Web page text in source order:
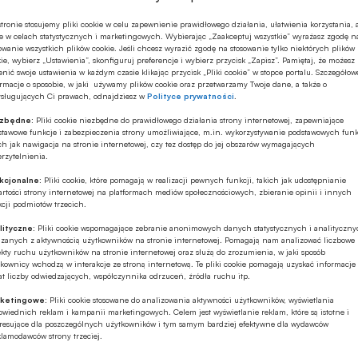
stosujemy pliki cookie w celu zapewnienie prawidłowego działania, ułatwienia korzystania, a
w celach statystycznych i marketingowych. Wybierając „Zaakceptuj wszystkie” wyrażasz zgodę
wszystkich plików cookie. Jeśli chcesz wyrazić zgodę na stosowanie tylko niektórych plików
wybierz „Ustawienia”, skonfiguruj preferencje i wybierz przycisk „Zapisz”. Pamiętaj, że możesz
swoje ustawienia w każdym czasie klikając przycisk „Pliki cookie” w stopce portalu.
o sposobie, w jaki używamy plików cookie oraz przetwarzamy Twoje dane, a także o
Ci prawach, odnajdziesz wPolityce prywatności
Pliki cookie niezbędne do prawidłowego działania strony internetowej, zapewniające
funkcje i zabezpieczenia strony umożliwiające, m.in. wykorzystywanie podstawowych
jak nawigacja na stronie internetowej, czy tez dostęp do jej obszarów wymagających
Pliki cookie, które pomagają w realizacji pewnych funkcji, takich jak udostępnianie
strony internetowej na platformach mediów społecznościowych, zbieranie opinii i innych
podmiotów trzecich.
Pliki cookie wspomagające zebranie anonimowych danych statystycznych i
z aktywnością użytkowników na stronie internetowej. Pomagają nam analizować liczbowe
ruchu użytkowników na stronie internetowej oraz służą do zrozumienia, w jaki sposób
wchodzą w interakcje ze stroną internetową. Te pliki cookie pomagają uzyskać informacje
liczby odwiedzających, współczynnika odrzuceń, źródła ruchu itp.
Pliki cookie stosowane do analizowania aktywności użytkowników, wyświetlania
reklam i kampanii marketingowych. Celem jest wyświetlanie reklam, które są istotne i
dla poszczególnych użytkowników i tym samym bardziej efektywne dla wydawców
strony trzeciej.
i przede wszystkim banki muszą się nauczyć
której są klientem.
które służą budowaniu unikalnych wartości
swój wykład.
Centrum Zarządzania w SGH. Nagrodzony
Rektora SGH w roku 2007.
angielskim (jedna z nich – “The Polish Route
Sharpe).